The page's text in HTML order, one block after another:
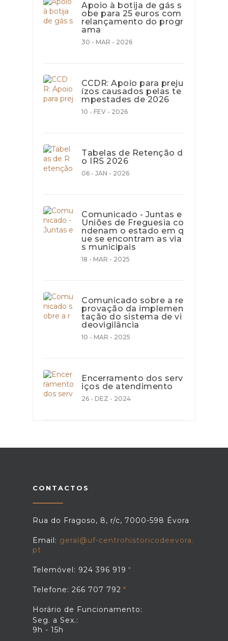
Apoio à botija de gás s
obe para 25 euros com
relançamento do progr
ama
30 - MAR - 2026
CCDR: Apoio para preju
ízos causados pelas te
mpestades de 2026
10 - FEV - 2026
Tabelas de Retenção d
o IRS 2026
06 - JAN - 2026
Comunicado - Juntas e
Uniões de Freguesia co
ndenam o estado em q
ue se encontram as via
s municipais
18 - MAR - 2025
Comunicado sobre a re
provação da implemen
tação do sistema de vi
deovigilância
10 - MAR - 2025
Encerramento dos serv
iços de atendimento
26 - DEZ - 2024
CONTACTOS
Rua do Fragoso, 8, r/c, 7000-598 Évora
Email: geral@uf-centrohistoricodeevora.
pt
Telemóvel: 924 396 919
Telefone: 266 707 792
Horário de Funcionamento:
Seg. a Sex.:
9h - 15h